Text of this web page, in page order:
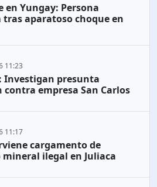
en Yungay: Persona
aparatoso choque en
11:23
Investigan presunta
empresa San Carlos
11:17
cargamento de
ilegal en Juliaca